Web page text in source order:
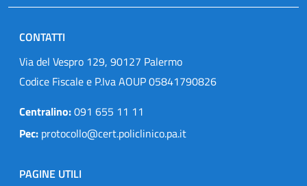
CONTATTI
Via del Vespro 129, 90127 Palermo
Codice Fiscale e P.Iva AOUP 05841790826
Centralino:091 655 11 11
Pec: protocollo@cert.policlinico.pa.it
PAGINE UTILI